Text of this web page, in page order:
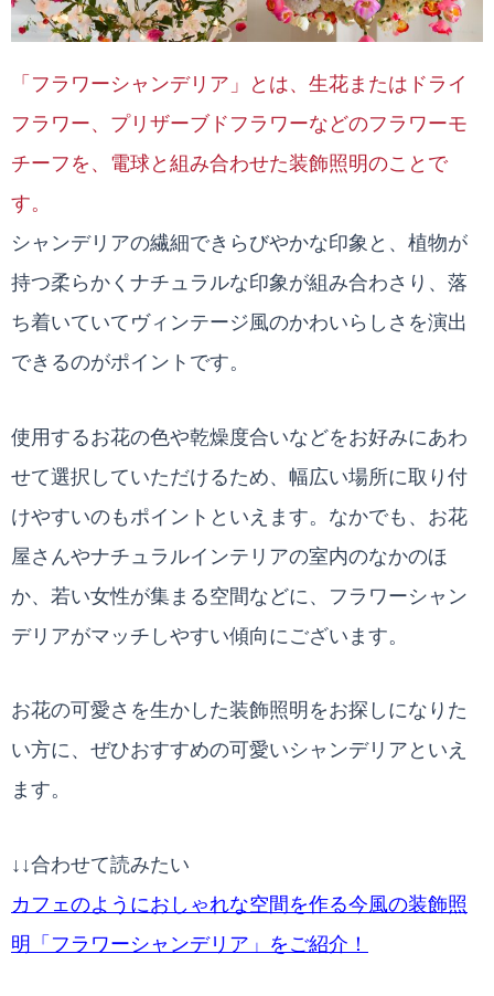
「フラワーシャンデリア」とは、生花またはドライ
フラワー、プリザーブドフラワーなどのフラワーモ
チーフを、電球と組み合わせた装飾照明のことで
す。
シャンデリアの繊細できらびやかな印象と、植物が
持つ柔らかくナチュラルな印象が組み合わさり、落
ち着いていてヴィンテージ風のかわいらしさを演出
できるのがポイントです。
使用するお花の色や乾燥度合いなどをお好みにあわ
せて選択していただけるため、幅広い場所に取り付
けやすいのもポイントといえます。なかでも、お花
屋さんやナチュラルインテリアの室内のなかのほ
か、若い女性が集まる空間などに、フラワーシャン
デリアがマッチしやすい傾向にございます。
お花の可愛さを生かした装飾照明をお探しになりた
い方に、ぜひおすすめの可愛いシャンデリアといえ
ます。
↓↓合わせて読みたい
カフェのようにおしゃれな空間を作る今風の装飾照
明「フラワーシャンデリア」をご紹介！